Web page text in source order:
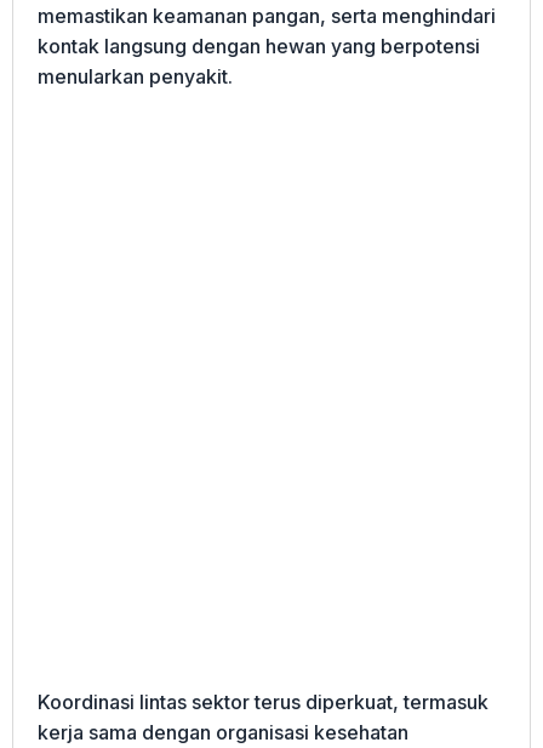
memastikan keamanan pangan, serta menghindari
kontak langsung dengan hewan yang berpotensi
menularkan penyakit.
Koordinasi lintas sektor terus diperkuat, termasuk
kerja sama dengan organisasi kesehatan